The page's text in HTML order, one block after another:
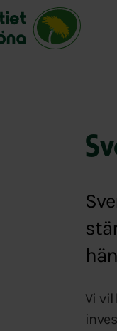
gröna, startsida
medlem i Miljöpartiet
Vi